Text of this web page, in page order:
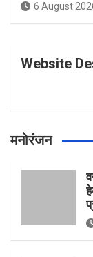
k
6 August
Website
मनोरंजन